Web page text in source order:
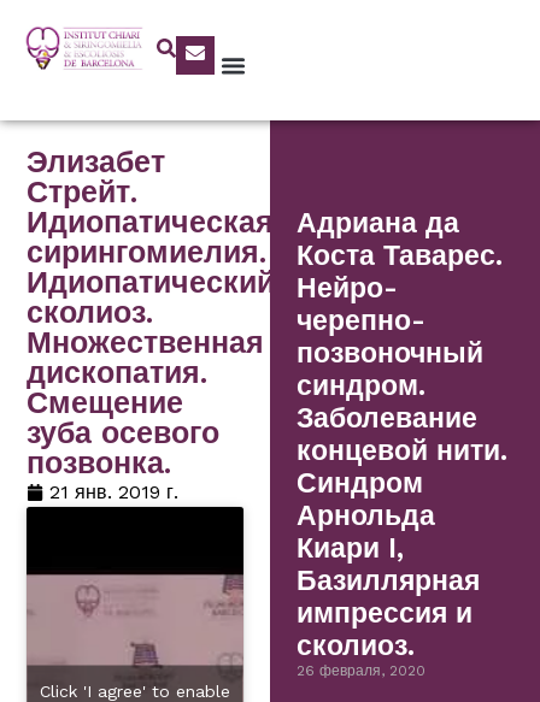
Элизабет
Стрейт.
Идиопатическая
сирингомиелия.
Идиопатический
сколиоз.
Множественная
дископатия.
Смещение
зуба осевого
позвонка.
21 янв. 2019 г.
Click 'I agree' to enable
Адриана да
Коста Таварес.
Нейро-
черепно-
позвоночный
синдром.
Заболевание
концевой нити.
Синдром
Арнольда
Киари I,
Базиллярная
импрессия и
сколиоз.
26 февраля, 2020